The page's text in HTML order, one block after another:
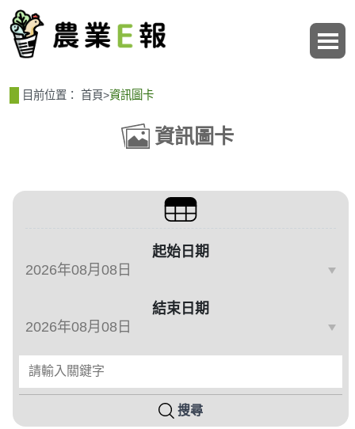
目前位置： 首頁>資訊圖卡
資訊圖卡
篩選、排序與主題分類
起始日期
結束日期
請輸入關鍵字
搜尋